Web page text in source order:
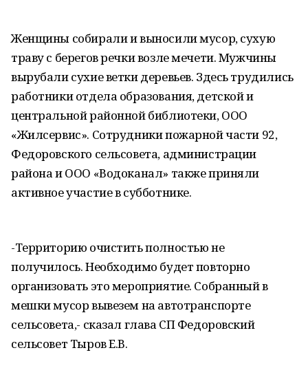
Женщины собирали и выносили мусор, сухую
траву с берегов речки возле мечети. Мужчины
вырубали сухие ветки деревьев. Здесь трудились
работники отдела образования, детской и
центральной районной библиотеки, ООО
«Жилсервис». Сотрудники пожарной части 92,
Федоровского сельсовета, администрации
района и ООО «Водоканал» также приняли
активное участие в субботнике.
-Территорию очистить полностью не
получилось. Необходимо будет повторно
организовать это мероприятие. Собранный в
мешки мусор вывезем на автотранспорте
сельсовета,- сказал глава СП Федоровский
сельсовет Тыров Е.В.